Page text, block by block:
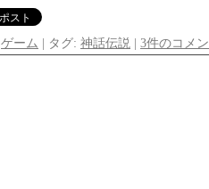
ゲーム | タグ: 神話伝説 | 3件のコメ